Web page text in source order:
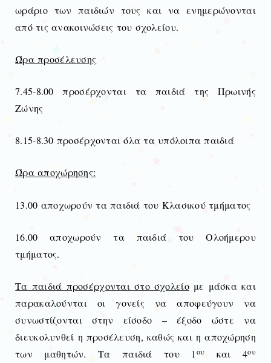
ωράριο των παιδιών τους και να ενημερώνονται
από τις ανακοινώσεις του σχολείου.
Ώρα προσέλευσης
7.45-8.00 προσέρχονται τα παιδιά της Πρωινής
Ζώνης
8.15-8.30 προσέρχονται όλα τα υπόλοιπα παιδιά
Ώρα αποχώρησης:
13.00 αποχωρούν τα παιδιά του Κλασικού τμήματος
16.00 αποχωρούν τα παιδιά του Ολοήμερου
τμήματος.
Τα παιδιά προσέρχονται στο σχολείομε μάσκα και
παρακαλούνται οι γονείς να αποφεύγουν να
συνωστίζονται στην είσοδο – έξοδο ώστε να
διευκολυνθεί η προσέλευση, καθώς και η αποχώρηση
των μαθητών. Τα παιδιά του 1 ου και 4ου